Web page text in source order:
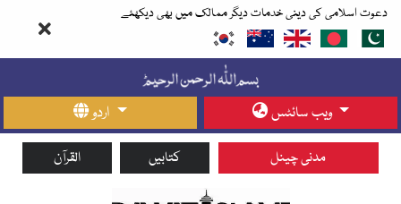
دعوت اسلامی کی دینی خدمات دیگر ممالک میں بھی دیکھئے
اردو ویب سائٹس
القرآن کتابیں مدنی چینل